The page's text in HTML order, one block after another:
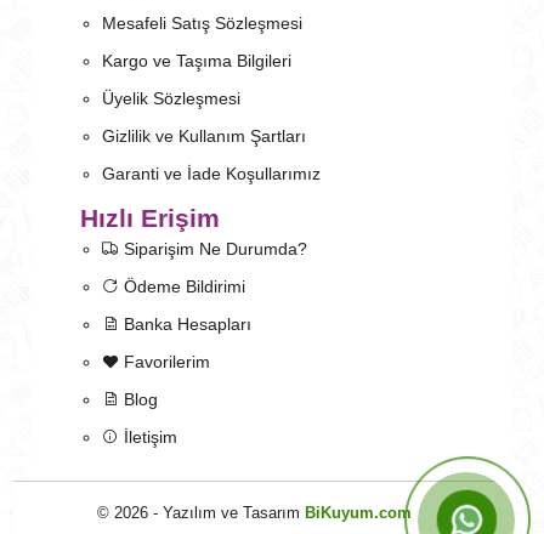
Mesafeli Satış Sözleşmesi
Kargo ve Taşıma Bilgileri
Üyelik Sözleşmesi
Gizlilik ve Kullanım Şartları
Garanti ve İade Koşullarımız
Hızlı Erişim
Siparişim Ne Durumda?
Ödeme Bildirimi
Banka Hesapları
Favorilerim
Blog
İletişim
© 2026 - Yazılım ve Tasarım BiKuyum.com